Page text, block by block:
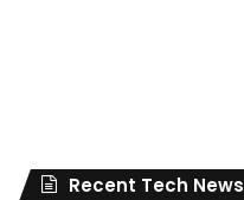
Recent Tech News